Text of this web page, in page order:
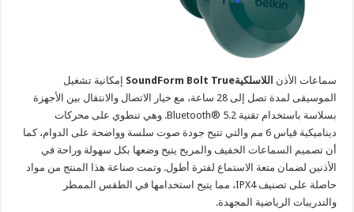
سماعات الأذن اللاسلكيةSoundForm Bolt True
إمكانية تشغيل
الموسيقى لمدة تصل إلى 28 ساعة، مع خيار الاتصال والانتقال بين الأجهزة
بسلاسة باستخدام تقنية Bluetooth® 5.2. وهي تنطوي على محركات
ديناميكية قياس 6 مم والتي تتيح جودة صوت سلسة وواضحة على الدوام، كما
أن تصميم السماعات الخفيف والمريح يتيح وضعها بكل سهولة وراحة في
الأذنين لضمان متعة الاستماع لفترة أطول. وتمت صناعة هذا المنتج من مواد
حاصلة على تصنيف IPX4، مما يتيح استخدامها في الطقس الممطر
والتدريبات الرياضية المجهدة.